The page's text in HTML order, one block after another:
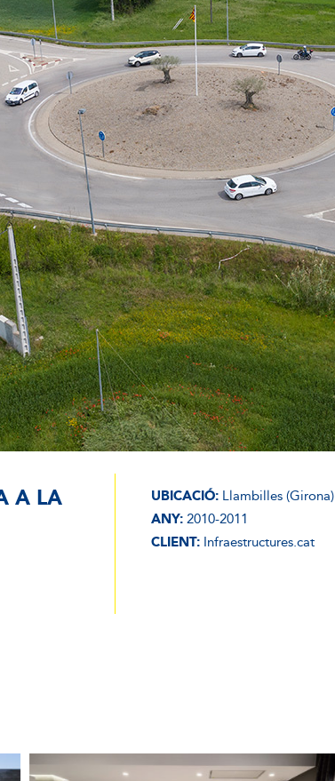
A LA
UBICACIÓ: Llambilles (Girona)
ANY: 2010-2011
CLIENT: Infraestructures.cat